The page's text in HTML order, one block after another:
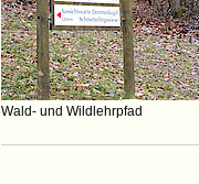
Wald- und Wildlehrpfad